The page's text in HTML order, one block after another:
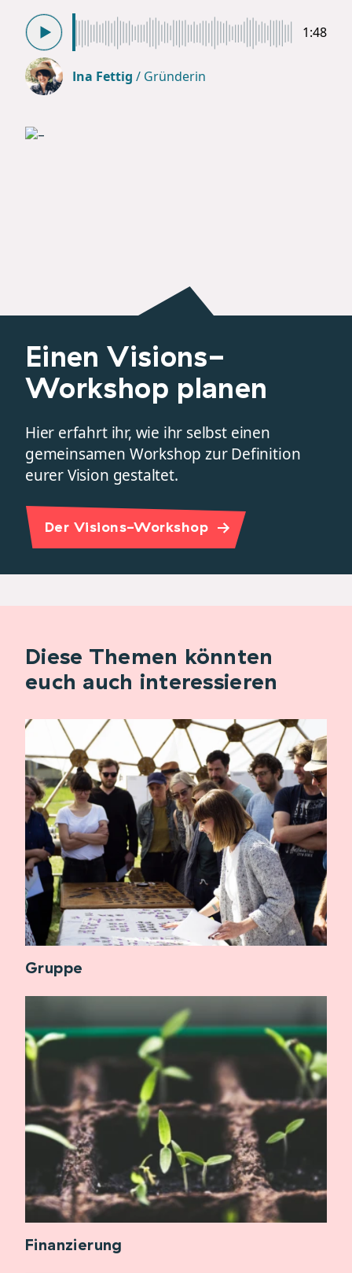
1:48
Ina Fettig / Gründerin
Einen Visions-
Workshop planen
Hier erfahrt ihr, wie ihr selbst einen
gemeinsamen Workshop zur Definition
eurer Vision gestaltet.
Der Visions-Workshop
Diese Themen könnten
euch auch interessieren
Gruppe
Finanzierung